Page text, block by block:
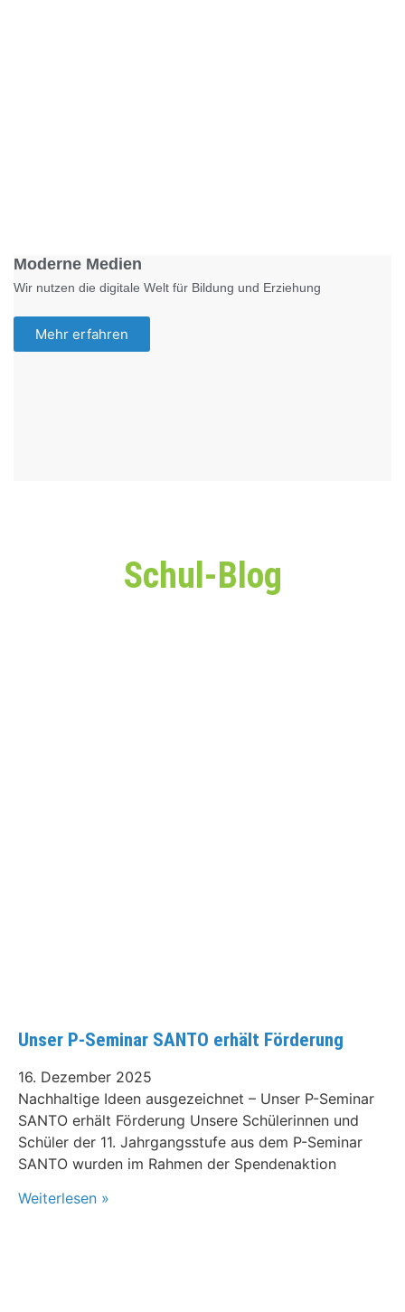
Moderne Medien
Wir nutzen die digitale Welt für Bildung und Erziehung
Mehr erfahren
Schul-Blog
Unser P-Seminar SANTO erhält Förderung
16. Dezember 2025
Nachhaltige Ideen ausgezeichnet – Unser P-Seminar
SANTO erhält Förderung Unsere Schülerinnen und
Schüler der 11. Jahrgangsstufe aus dem P-Seminar
SANTO wurden im Rahmen der Spendenaktion
Weiterlesen »